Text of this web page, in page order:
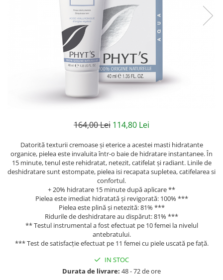
Creme bio anti-poluare
Creme bio piele grasă acneică
164,00 Lei 114,80 Lei
Datorită texturii cremoase și eterice a acestei masti hidratante
organice, pielea este invaluita într-o baie de hidratare instantanee. În
15 minute, tenul este rehidratat, netezit, catifelat și radiant. Linile de
deshidratare sunt estompate, pielea isi recapata supletea, catifelarea si
confortul.
+ 20% hidratare 15 minute după aplicare **
Pielea este imediat hidratată și revigorată: 100% ***
Pielea este plină și netezită: 81% ***
Ridurile de deshidratare au dispărut: 81% ***
** Testul instrumental a fost efectuat pe 10 femei la nivelul
antebratului.
*** Test de satisfacție efectuat pe 11 femei cu piele uscată pe față.
IN STOC
Durata de livrare: 48 - 72 de ore